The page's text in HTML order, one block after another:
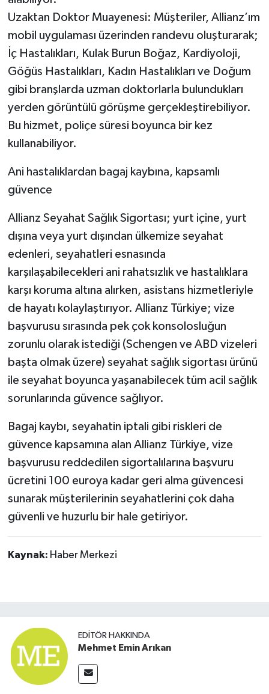
Uzaktan Doktor Muayenesi: Müşteriler, Allianz’ım
mobil uygulaması üzerinden randevu oluşturarak;
İç Hastalıkları, Kulak Burun Boğaz, Kardiyoloji,
Göğüs Hastalıkları, Kadın Hastalıkları ve Doğum
gibi branşlarda uzman doktorlarla bulundukları
yerden görüntülü görüşme gerçekleştirebiliyor.
Bu hizmet, poliçe süresi boyunca bir kez
kullanabiliyor.
Ani hastalıklardan bagaj kaybına, kapsamlı
güvence
Allianz Seyahat Sağlık Sigortası; yurt içine, yurt
dışına veya yurt dışından ülkemize seyahat
edenleri, seyahatleri esnasında
karşılaşabilecekleri ani rahatsızlık ve hastalıklara
karşı koruma altına alırken, asistans hizmetleriyle
de hayatı kolaylaştırıyor. Allianz Türkiye; vize
başvurusu sırasında pek çok konsolosluğun
zorunlu olarak istediği (Schengen ve ABD vizeleri
başta olmak üzere) seyahat sağlık sigortası ürünü
ile seyahat boyunca yaşanabilecek tüm acil sağlık
sorunlarında güvence sağlıyor.
Bagaj kaybı, seyahatin iptali gibi riskleri de
güvence kapsamına alan Allianz Türkiye, vize
başvurusu reddedilen sigortalılarına başvuru
ücretini 100 euroya kadar geri alma güvencesi
sunarak müşterilerinin seyahatlerini çok daha
güvenli ve huzurlu bir hale getiriyor.
Kaynak: Haber Merkezi
EDITÖR HAKKINDA
Mehmet Emin Arıkan